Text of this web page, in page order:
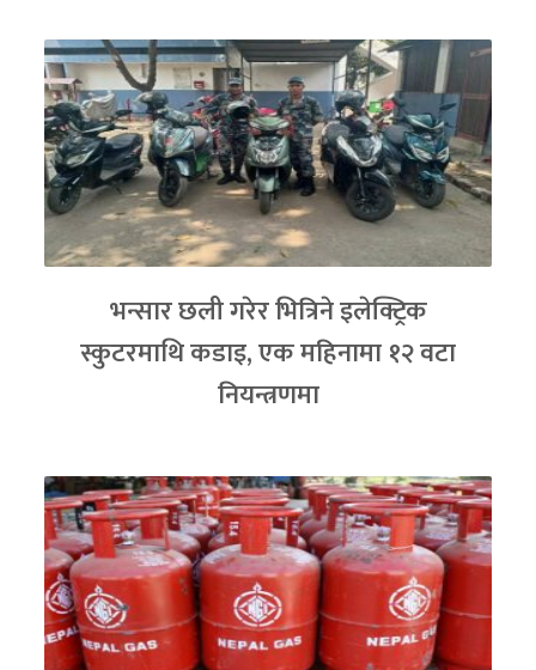
भन्सार छली गरेर भित्रिने इलेक्ट्रिक
स्कुटरमाथि कडाइ, एक महिनामा १२ वटा
नियन्त्रणमा